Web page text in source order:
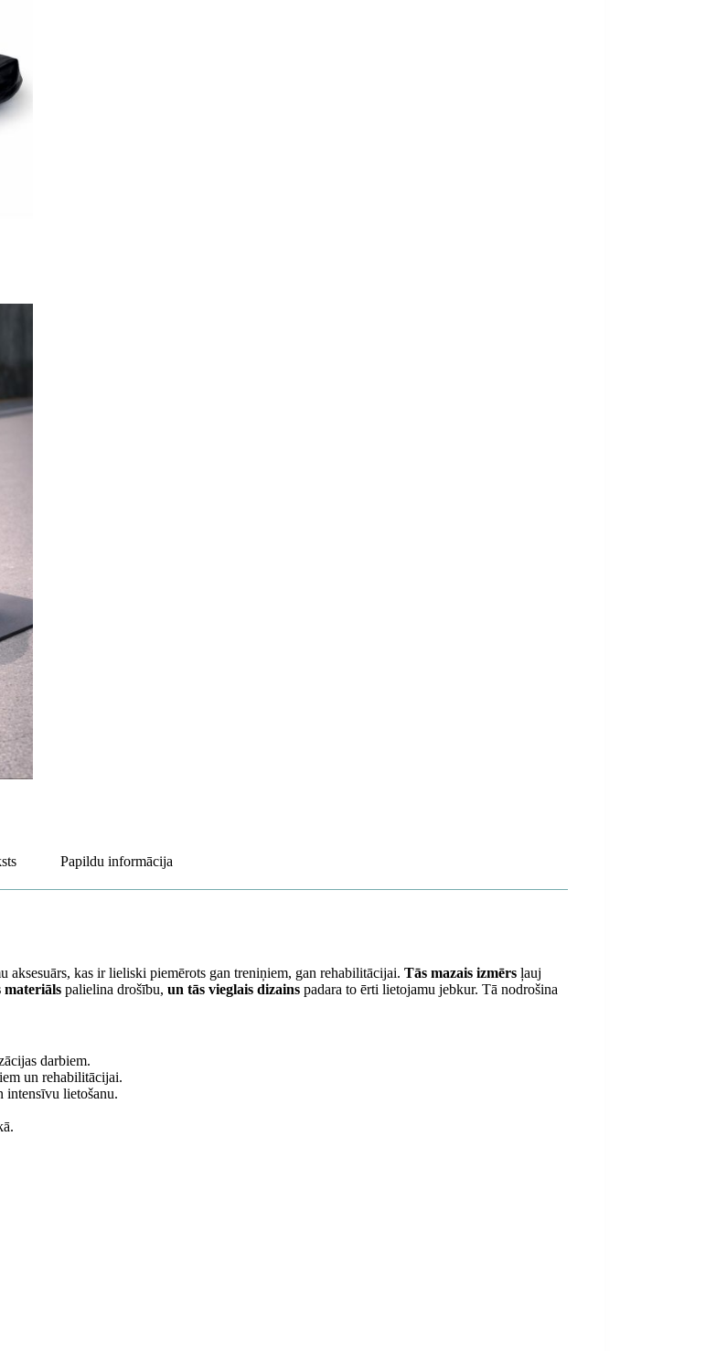
Papildu informācija
aksesuārs, kas ir lieliski piemērots gan treniņiem, gan rehabilitācijai. Tās mazais izmērs ļauj
materiāls palielina drošību, un tās vieglais dizains padara to ērti lietojamu jebkur. Tā nodrošina
darbiem.
un rehabilitācijai.
intensīvu lietošanu.